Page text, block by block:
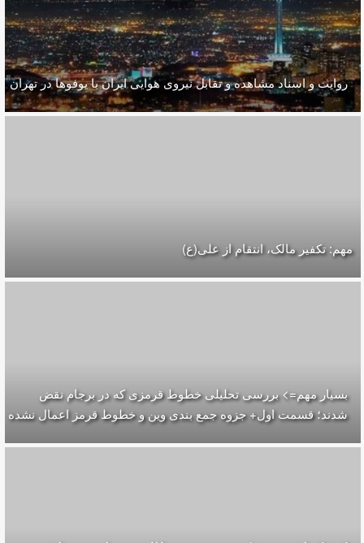
روایت و اسناد مشاهده و تقابل نیروی هوایی ایران با یوفوها در تهران
مهم: تکفیر مالک، انتقام از علی(ع)
بسیار مهم=> بررسی تحلیلی خطوط قرمزی که در برجام نقض
شدند؛ قسمت اول+ جزوه جمع بندی وین و خطوط قرمز اعمال نشده